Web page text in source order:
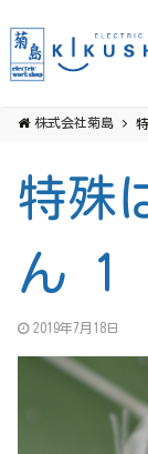
株式会社菊島
特殊
ん 1
2019年7月18日